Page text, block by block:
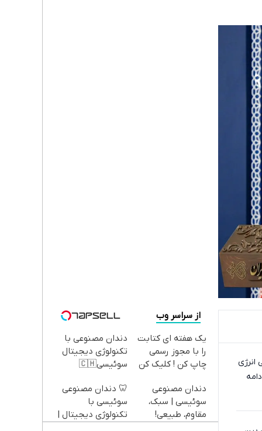
انرژی
از سراسر وب
یک هفته ای کتابت
را با مجوز رسمی
چاپ کن ! کلیک کن
دندان مصنوعی با
تکنولوژی دیجیتال
سوئیسی🇨🇭
دندان مصنوعی
سوئیسی | سبک،
مقاوم، طبیعی!
🦷 دندان مصنوعی
سوئیسی با
تکنولوژی دیجیتال |